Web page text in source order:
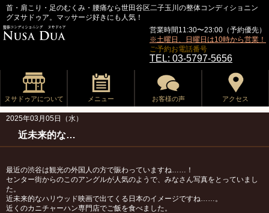
首・肩こり・足のむくみ・腰痛なら世田谷区二子玉川の整体コンディショニン
グヌサドゥア。マッサージ好きにも人気！
営業時間11:30〜23:00（予約優先）
※土曜日、日曜日は10時から営業！
ご予約お電話番号
TEL: 03-5797-5656
ヌサドゥアについて メニュー お客様の声 アクセス
2025年03月05日（水）
近未来的な…
最近の渋谷は観光の外国人の方で賑わっていますね……！
センター街からのこのアングルが人気のようで、みなさん写真をとっていまし
た。
近未来的なハリウッド映画で出てくる日本のイメージですね……。
近くのカニチャーハン専門店でご飯を食べました。